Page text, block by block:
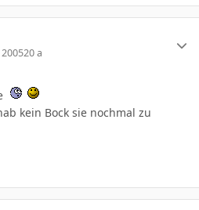
20 a
kein Bock sie nochmal zu